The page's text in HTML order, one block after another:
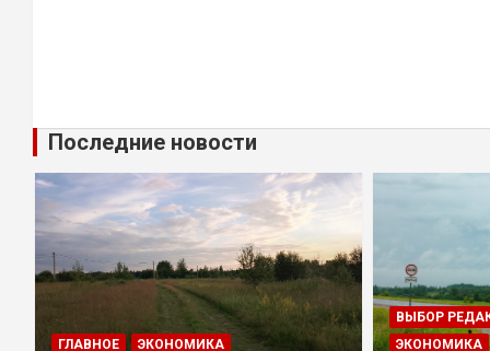
Последние новости
ГЛАВНОЕ ЭКОНОМИКА
ВЫБОР
ЭКОНОМИКА